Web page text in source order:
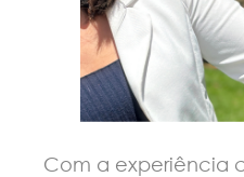
Com a experiência